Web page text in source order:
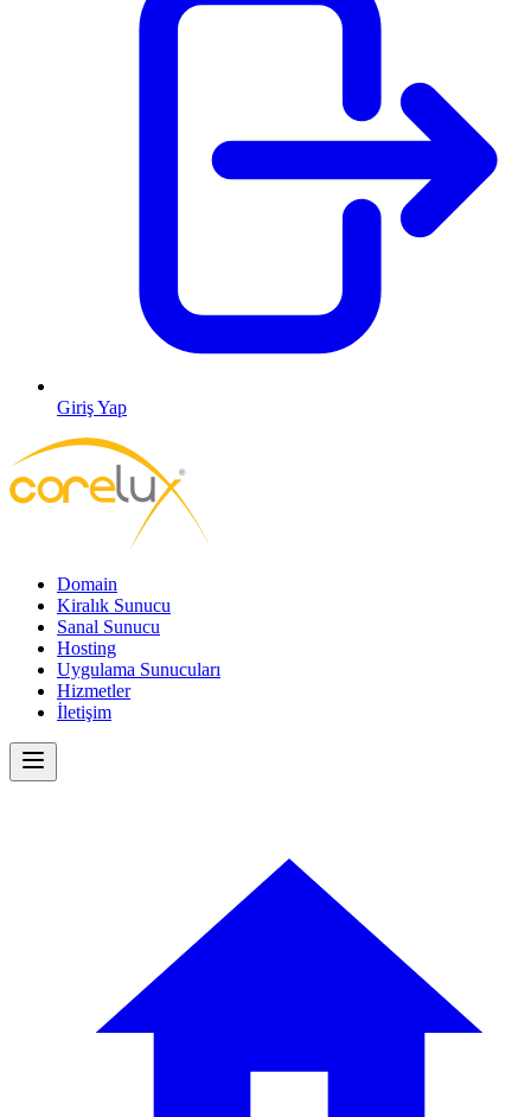
Giriş Yap
Domain
Kiralık Sunucu
Sanal Sunucu
Hosting
Uygulama Sunucuları
Hizmetler
İletişim